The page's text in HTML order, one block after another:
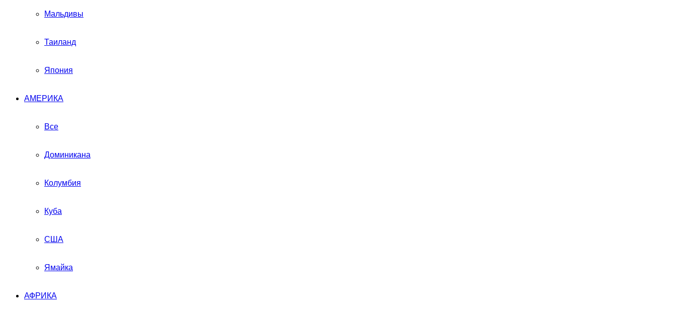
Мальдивы
Таиланд
Япония
АМЕРИКА
Все
Доминикана
Колумбия
Куба
США
Ямайка
АФРИКА